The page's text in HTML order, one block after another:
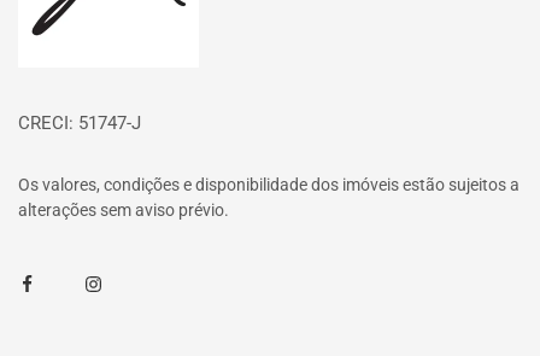
CRECI: 51747-J
Os valores, condições e disponibilidade dos imóveis estão sujeitos a
alterações sem aviso prévio.
FacebookInstagram